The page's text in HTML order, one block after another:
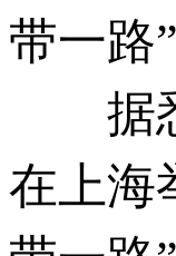
带一路
据悉
在上海